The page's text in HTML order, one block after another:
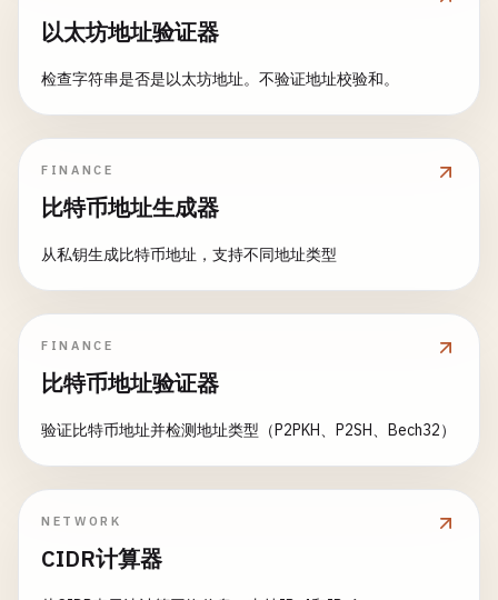
以太坊地址验证器
检查字符串是否是以太坊地址。不验证地址校验和。
FINANCE
比特币地址生成器
从私钥生成比特币地址，支持不同地址类型
FINANCE
比特币地址验证器
验证比特币地址并检测地址类型（P2PKH、P2SH、Bech32）
NETWORK
CIDR计算器